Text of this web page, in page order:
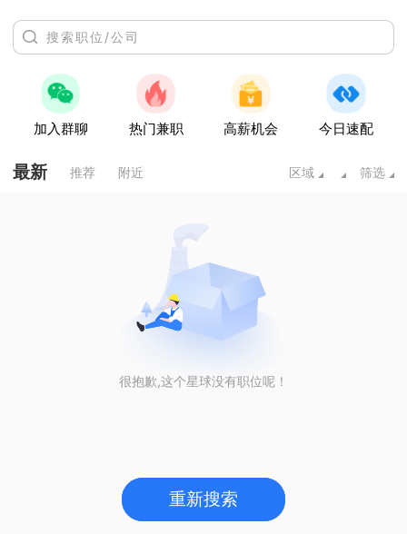
加入群聊 热门兼职 高薪机会 今日速配
最新 推荐 附近 区域 筛选
很抱歉,这个星球没有职位呢！
重新搜索